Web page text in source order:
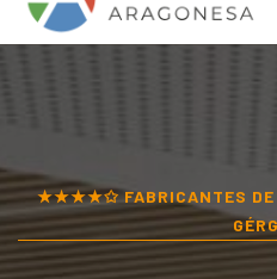
★★★★✩ FABRICANTES DE